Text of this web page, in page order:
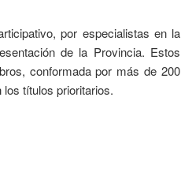
por especialistas en la
de la Provincia. Estos
conformada por más de 200
títulos prioritarios.